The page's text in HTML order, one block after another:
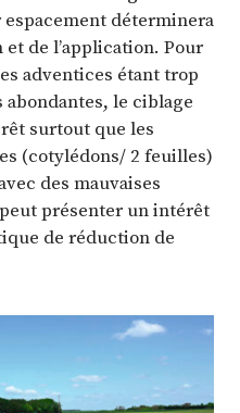
déterminera
de l’application. Pour
adventices étant trop
le ciblage
surtout que les
(cotylédons/ 2 feuilles)
des mauvaises
présenter un intérêt
de réduction de